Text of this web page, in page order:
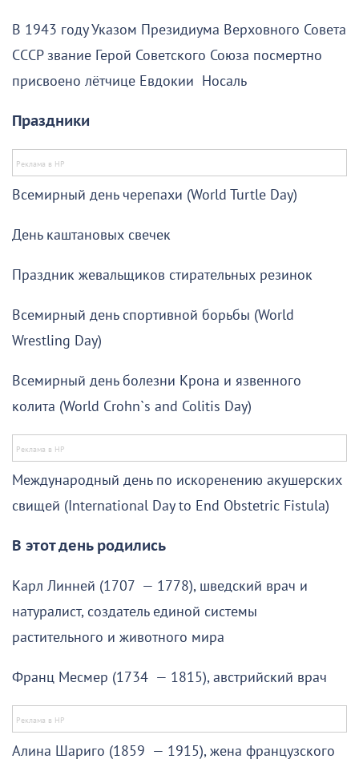
В 1943 году Указом Президиума Верховного Совета
СССР звание Герой Советского Союза посмертно
присвоено лётчице Евдокии Носаль
Праздники
Всемирный день черепахи (World Turtle Day)
День каштановых свечек
Праздник жевальщиков стирательных резинок
Всемирный день спортивной борьбы (World
Wrestling Day)
Всемирный день болезни Крона и язвенного
колита (World Crohn`s and Colitis Day)
Международный день по искоренению акушерских
свищей (International Day to End Obstetric Fistula)
В этот день родились
Карл Линней (1707 — 1778), шведский врач и
натуралист, создатель единой системы
растительного и животного мира
Франц Месмер (1734 — 1815), австрийский врач
Алина Шариго (1859 — 1915), жена французского